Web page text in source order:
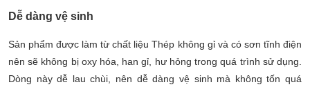
Dễ dàng vệ sinh
Sản phẩm được làm từ chất liệu Thép không gỉ và có sơn tĩnh điện
nên sẽ không bị oxy hóa, han gỉ, hư hỏng trong quá trình sử dụng.
Dòng này dễ lau chùi, nên dễ dàng vệ sinh mà không tốn quá